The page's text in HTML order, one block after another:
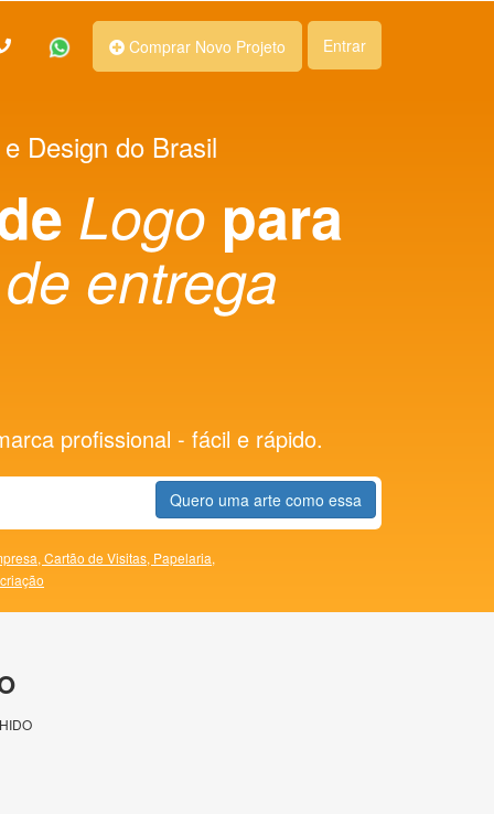
Comprar Novo Projeto Entrar
Design do Brasil
Logo para
entrega
profissional - fácil e rápido.
Quero uma arte como essa
Cartão de Visitas, Papelaria,